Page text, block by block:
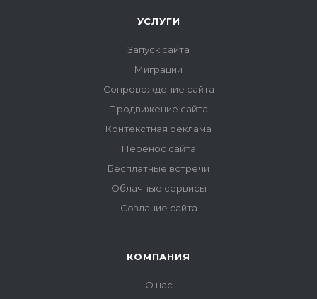
УСЛУГИ
Запуск сайта
Миграции
Сопровождение сайта
Продвижение сайта
Контекстная реклама
Перенос сайта
Бесплатные встречи
Облачные сервисы
Создание сайта
КОМПАНИЯ
О нас